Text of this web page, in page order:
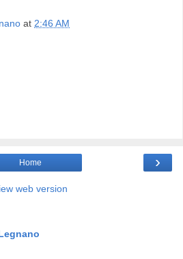
at 2:46 AM
›
Home
web version